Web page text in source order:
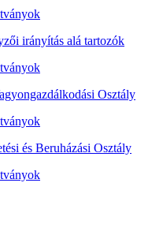
irányítás alá tartozók
Osztály
és Beruházási Osztály